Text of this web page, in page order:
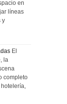
en
líneas
y
El
la
completo